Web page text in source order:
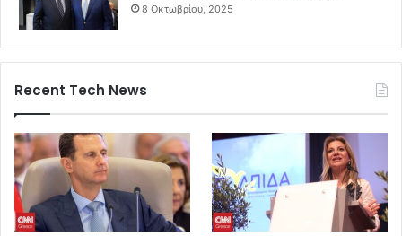
8 Οκτωβρίου, 2025
Recent Tech News